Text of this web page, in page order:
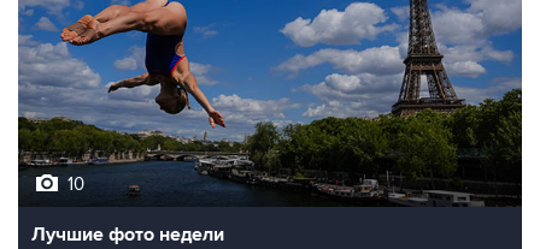
10
Лучшие фото недели